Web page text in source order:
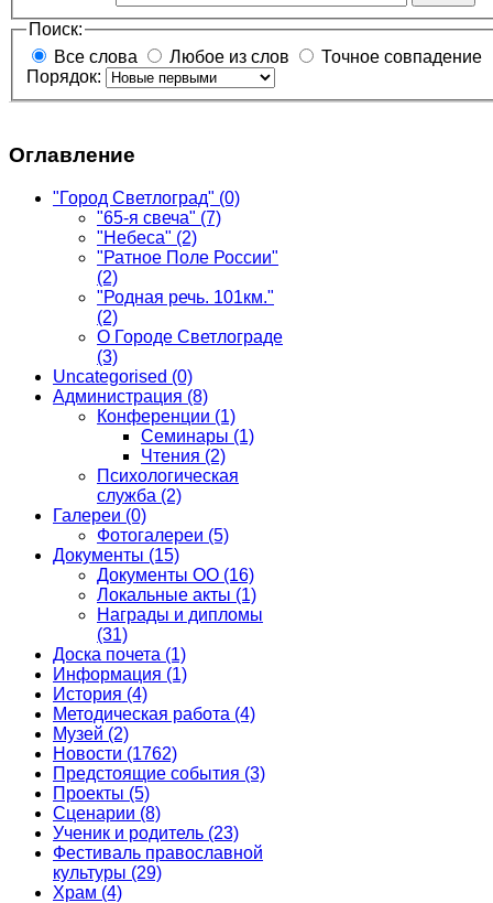
Поиск:
Все слова
Любое из слов
Точное совпадение
Порядок:
Оглавление
"Город Светлоград" (0)
"65-я свеча" (7)
"Небеса" (2)
"Ратное Поле России"
(2)
"Родная речь. 101км."
(2)
О Городе Светлограде
(3)
Uncategorised (0)
Администрация (8)
Конференции (1)
Семинары (1)
Чтения (2)
Психологическая
служба (2)
Галереи (0)
Фотогалереи (5)
Документы (15)
Документы ОО (16)
Локальные акты (1)
Награды и дипломы
(31)
Доска почета (1)
Информация (1)
История (4)
Методическая работа (4)
Музей (2)
Новости (1762)
Предстоящие события (3)
Проекты (5)
Сценарии (8)
Ученик и родитель (23)
Фестиваль православной
культуры (29)
Храм (4)